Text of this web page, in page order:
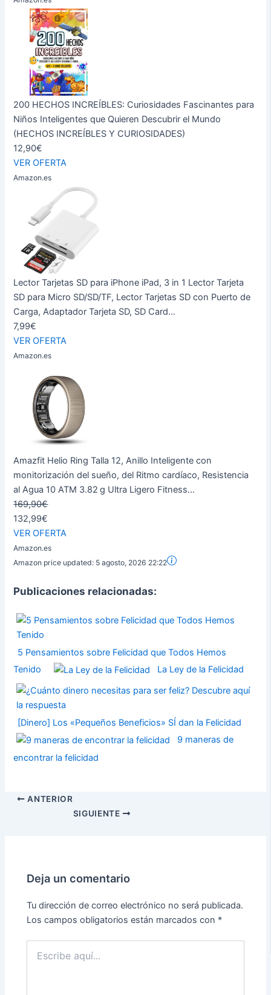
200 HECHOS INCREÍBLES: Curiosidades Fascinantes para
Niños Inteligentes que Quieren Descubrir el Mundo
(HECHOS INCREÍBLES Y CURIOSIDADES)
12,90€
VER OFERTA
Amazon.es
Lector Tarjetas SD para iPhone iPad, 3 in 1 Lector Tarjeta
SD para Micro SD/SD/TF, Lector Tarjetas SD con Puerto de
Carga, Adaptador Tarjeta SD, SD Card...
7,99€
VER OFERTA
Amazon.es
Amazfit Helio Ring Talla 12, Anillo Inteligente con
monitorización del sueño, del Ritmo cardíaco, Resistencia
al Agua 10 ATM 3.82 g Ultra Ligero Fitness...
169,90€
132,99€
VER OFERTA
Amazon.es
Amazon price updated: 5 agosto, 2026 22:22
Publicaciones relacionadas:
5 Pensamientos sobre Felicidad que Todos Hemos
Tenido
La Ley de la Felicidad
[Dinero] Los «Pequeños Beneficios» SÍ dan la Felicidad
9 maneras de
encontrar la felicidad
ANTERIOR
SIGUIENTE
Deja un comentario
Tu dirección de correo electrónico no será publicada.
Los campos obligatorios están marcados con *
aquí...